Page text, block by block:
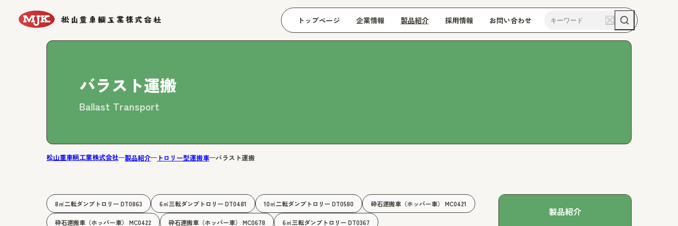
トップページ 企業情報 製品紹介 採用情報 お問い合わせ
バラスト運搬
Ballast Transport
松山重車輌工業株式会社 製品紹介 トロリー型運搬車 バラスト運搬
8㎥二転ダンプトロリー DT0863 6㎥三転ダンプトロリー DT0481 10㎥二転ダンプトロリー DT0580 砕石運搬車（ホッパー車） MC0421
砕石運搬車（ホッパー車） MC0422 砕石運搬車（ホッパー車） MC0678 6㎥三転ダンプトロリー DT0367
製品紹介